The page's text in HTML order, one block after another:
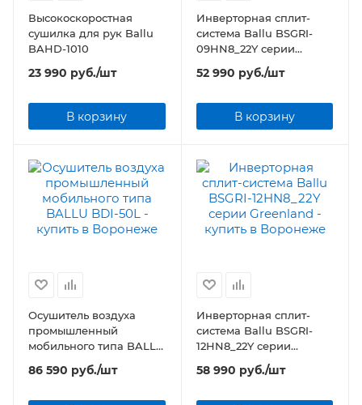
Высокоскоростная
сушилка для рук Ballu
BAHD-1010
23 990 руб./шт
В корзину
Инверторная сплит-
система Ballu BSGRI-
09HN8_22Y серии
52 990 руб./шт
В корзину
Осушитель воздуха
промышленный
мобильного типа BALLU
86 590 руб./шт
Инверторная сплит-
система Ballu BSGRI-
12HN8_22Y серии
58 990 руб./шт